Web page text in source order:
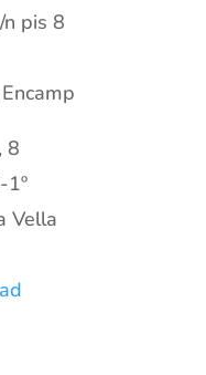
pis 8
8
1º
Vella